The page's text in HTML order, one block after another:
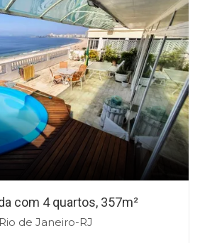
com 4 quartos, 357m²
de Janeiro-RJ